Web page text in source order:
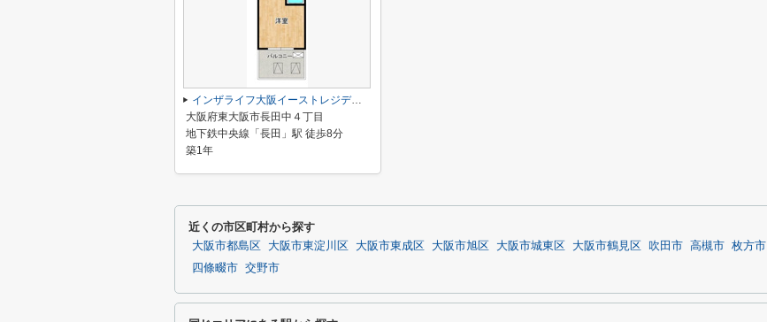
インザライフ大阪イーストレジデンス
大阪府東大阪市長田中４丁目
地下鉄中央線「長田」駅 徒歩8分
築1年
近くの市区町村から探す
大阪市都島区 大阪市東淀川区 大阪市東成区 大阪市旭区 大阪市城東区 大阪市鶴見区 吹田市 高槻市 枚方市
四條畷市 交野市